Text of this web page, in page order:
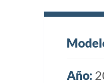
Año: